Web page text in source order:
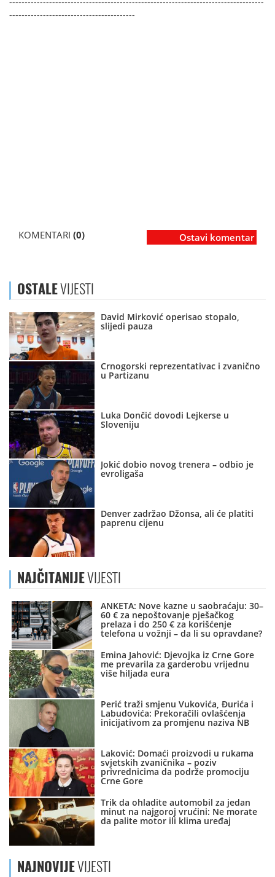
-----------------------------------------
KOMENTARI (0) Ostavi komentar
OSTALEVIJESTI
David Mirković operisao stopalo,
slijedi pauza
Crnogorski reprezentativac i zvanično
u Partizanu
Luka Dončić dovodi Lejkerse u
Sloveniju
Jokić dobio novog trenera – odbio je
evroligaša
Denver zadržao Džonsa, ali će platiti
paprenu cijenu
NAJČITANIJEVIJESTI
ANKETA: Nove kazne u saobraćaju: 30–
60 € za nepoštovanje pješačkog
prelaza i do 250 € za korišćenje
telefona u vožnji – da li su opravdane?
Emina Jahović: Djevojka iz Crne Gore
me prevarila za garderobu vrijednu
više hiljada eura
Perić traži smjenu Vukovića, Đurića i
Labudovića: Prekoračili ovlašćenja
inicijativom za promjenu naziva NB
Laković: Domaći proizvodi u rukama
svjetskih zvaničnika – poziv
privrednicima da podrže promociju
Crne Gore
Trik da ohladite automobil za jedan
minut na najgoroj vrućini: Ne morate
da palite motor ili klima uređaj
NAJNOVIJEVIJESTI